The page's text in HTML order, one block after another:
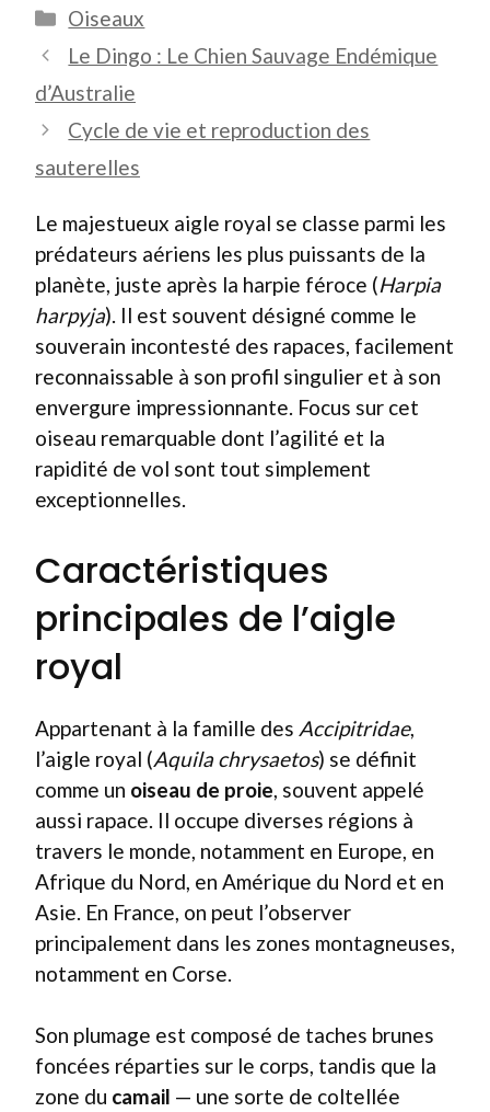
Catégories
Oiseaux
Le Dingo : Le Chien Sauvage Endémique
d’Australie
Cycle de vie et reproduction des
sauterelles
Le majestueux aigle royal se classe parmi les
prédateurs aériens les plus puissants de la
planète, juste après la harpie féroce (Harpia
harpyja). Il est souvent désigné comme le
souverain incontesté des rapaces, facilement
reconnaissable à son profil singulier et à son
envergure impressionnante. Focus sur cet
oiseau remarquable dont l’agilité et la
rapidité de vol sont tout simplement
exceptionnelles.
Caractéristiques
principales de l’aigle
royal
Appartenant à la famille des Accipitridae,
l’aigle royal (Aquila chrysaetos) se définit
comme un oiseau de proie , souvent appelé
aussi rapace. Il occupe diverses régions à
travers le monde, notamment en Europe, en
Afrique du Nord, en Amérique du Nord et en
Asie. En France, on peut l’observer
principalement dans les zones montagneuses,
notamment en Corse.
Son plumage est composé de taches brunes
foncées réparties sur le corps, tandis que la
zone du camail — une sorte de coltellée